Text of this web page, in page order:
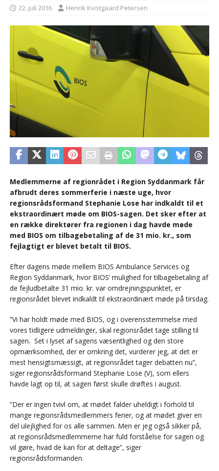
22. juli 2016 Henrik Kvistgaard Petersen
Medlemmerne af regionrådet i Region Syddanmark får
afbrudt deres sommerferie i næste uge, hvor
regionsrådsformand Stephanie Lose har indkaldt til et
ekstraordinært møde om BIOS-sagen. Det sker efter at
en række direktører fra regionen i dag havde møde
med BIOS om tilbagebetaling af de 31 mio. kr., som
fejlagtigt er blevet betalt til BIOS.
Efter dagens møde mellem BIOS Ambulance Services og
Region Syddanmark, hvor BIOS’ mulighed for tilbagebetaling af
de fejludbetalte 31 mio. kr. var omdrejningspunktet, er
regionsrådet blevet indkaldt til ekstraordinært møde på tirsdag.
”Vi har holdt møde med BIOS, og i overensstemmelse med
vores tidligere udmeldinger, skal regionsrådet tage stilling til
sagen. Set i lyset af sagens væsentlighed og den store
opmærksomhed, der er omkring det, vurderer jeg, at det er
mest hensigtsmæssigt, at regionsrådet tager debatten nu”,
siger regionsrådsformand Stephanie Lose (V), som ellers
havde lagt op til, at sagen først skulle drøftes i august.
”Der er ingen tvivl om, at mødet falder uheldigt i forhold til
mange regionsrådsmedlemmers ferier, og at mødet giver en
del ulejlighed for os alle sammen. Men er jeg også sikker på,
at regionsrådsmedlemmerne har fuld forståelse for sagen og
vil gøre, hvad de kan for at deltage”, siger
regionsrådsformanden.